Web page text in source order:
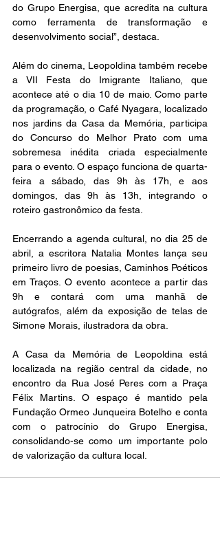
do Grupo Energisa, que acredita na cultura
como ferramenta de transformação e
desenvolvimento social”, destaca.
Além do cinema, Leopoldina também recebe
a VII Festa do Imigrante Italiano, que
acontece até o dia 10 de maio. Como parte
da programação, o Café Nyagara, localizado
nos jardins da Casa da Memória, participa
do Concurso do Melhor Prato com uma
sobremesa inédita criada especialmente
para o evento. O espaço funciona de quarta-
feira a sábado, das 9h às 17h, e aos
domingos, das 9h às 13h, integrando o
roteiro gastronômico da festa.
Encerrando a agenda cultural, no dia 25 de
abril, a escritora Natalia Montes lança seu
primeiro livro de poesias, Caminhos Poéticos
em Traços. O evento acontece a partir das
9h e contará com uma manhã de
autógrafos, além da exposição de telas de
Simone Morais, ilustradora da obra.
A Casa da Memória de Leopoldina está
localizada na região central da cidade, no
encontro da Rua José Peres com a Praça
Félix Martins. O espaço é mantido pela
Fundação Ormeo Junqueira Botelho e conta
com o patrocínio do Grupo Energisa,
consolidando-se como um importante polo
de valorização da cultura local.